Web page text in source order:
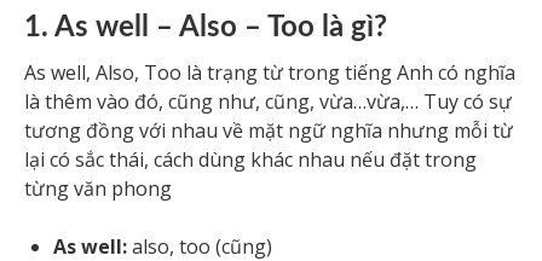
1. As well – Also – Too là gì?
As well, Also, Too là trạng từ trong tiếng Anh có nghĩa
là thêm vào đó, cũng như, cũng, vừa…vừa,… Tuy có sự
tương đồng với nhau về mặt ngữ nghĩa nhưng mỗi từ
lại có sắc thái, cách dùng khác nhau nếu đặt trong
từng văn phong
As well:also, too (cũng)